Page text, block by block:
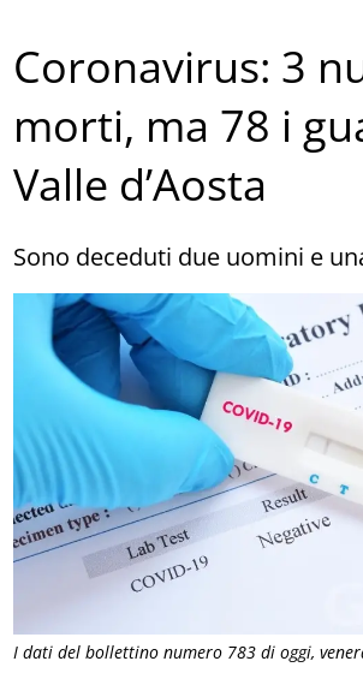
I dati del bollettino numero 783 di oggi,
Coronavirus: 3
morti, ma 78 i
Valle d’Aosta
Sono deceduti due uomini e